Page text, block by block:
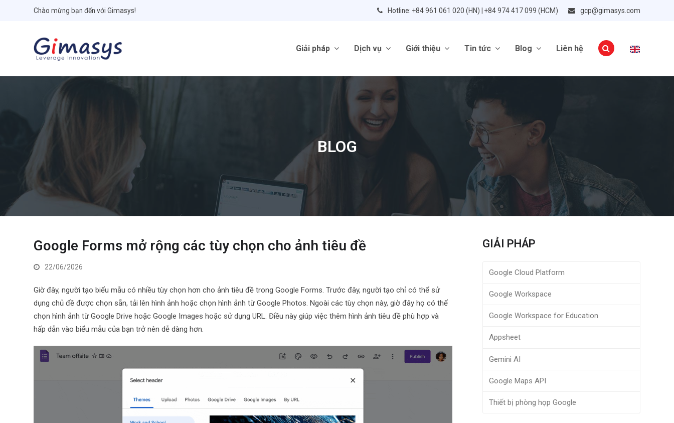
Chào mừng bạn đến với Gimasys! Hotline: +84 961 061 020 (HN) | +84 974 417 099 (HCM) gcp@gimasys.com
Giải pháp Dịch vụ Giới thiệu Tin tức Blog Liên hệ
BLOG
Google Forms mở rộng các tùy chọn cho ảnh tiêu đề
22/06/2026
Giờ đây, người tạo biểu mẫu có nhiều tùy chọn hơn cho ảnh tiêu đề trong Google Forms. Trước đây, người tạo chỉ có thể sử
dụng chủ đề được chọn sẵn, tải lên hình ảnh hoặc chọn hình ảnh từ Google Photos. Ngoài các tùy chọn này, giờ đây họ có thể
chọn hình ảnh từ Google Drive hoặc Google Images hoặc sử dụng URL. Điều này giúp việc thêm hình ảnh tiêu đề phù hợp và
hấp dẫn vào biểu mẫu của bạn trở nên dễ dàng hơn.
GIẢI PHÁP
Google Cloud Platform
Google Workspace
Google Workspace for Education
Appsheet
Gemini AI
Google Maps API
Thiết bị phòng họp Google